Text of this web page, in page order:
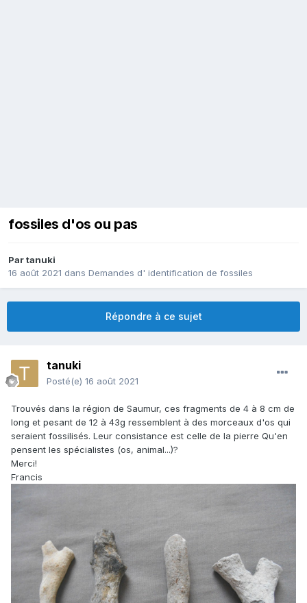
fossiles d'os ou pas
Partanuki
16 août 2021 dans Demandes d' identification de fossiles
Répondre à ce sujet
tanuki
Posté(e) 16 août 2021
Trouvés dans la région de Saumur, ces fragments de 4 à 8 cm de
long et pesant de 12 à 43g ressemblent à des morceaux d'os qui
seraient fossilisés. Leur consistance est celle de la pierre Qu'en
pensent les spécialistes (os, animal...)?
Merci!
Francis